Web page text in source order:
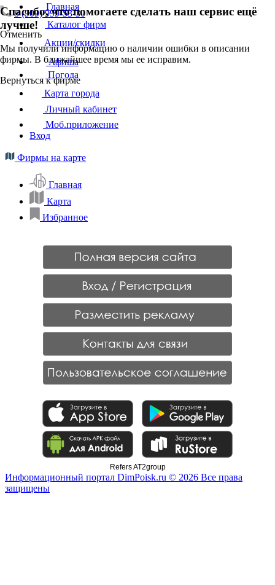
8 (909) 999-53-30
Отменить
Спасибо, что помогаете сделать наш сервис ещё
лучше!
Мы получили информацию о наличии ошибки в описании
фирмы. В ближайшее время мы ее исправим.
Вернуться к фирме
Главная
Каталог фирм
Акции/скидки
Афиша
Погода
Карта города
Личный кабинет
Моб.приложение
Вход
Фирмы на карте
Главная
Карта
Избранное
Refers AT2group
Информационный портал DimPoisk.ru © 2026 Все права
защищены